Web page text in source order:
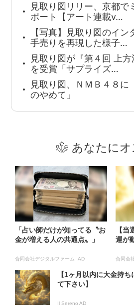
見取り図リリー、京都で
ポート【アート連載v…
【写真】見取り図のイン
手売りを再現した様子…
見取り図が『第４回 上方
を受賞「サプライズ…
見取り図、ＮＭＢ４８に
のやめて」
あなたにオ
「占い師だけが知ってる〝お
金が増える人の共通点〟」
合同会社デジタルファーム AD
【
運が
合同会
【1ヶ月以内に大金持
て下さい】
Il Sereno AD